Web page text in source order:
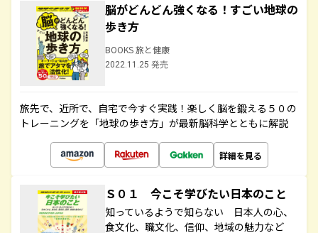
脳がどんどん強くなる！すごい地球の
歩き方
BOOKS 旅と健康
2022.11.25 発売
旅先で、近所で、自宅で今すぐ実践！楽しく脳を鍛える５０の
トレーニングを「地球の歩き方」が最新脳科学とともに解説
詳細を見る
Ｓ０１ 今こそ学びたい日本のこと
知っているようで知らない 日本人の心、
食文化、職文化、信仰、地域の魅力など